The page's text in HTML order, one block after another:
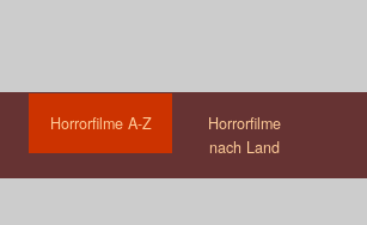
Horrorfilme A-Z
Horrorfilme
nach Land